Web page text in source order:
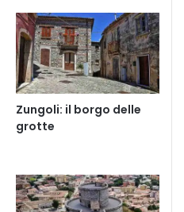
Zungoli: il borgo delle
grotte